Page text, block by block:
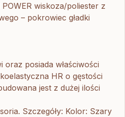
POWER wiskoza/poliester z
– pokrowiec gładki
posiada właściwości
HR o gęstości
jest z dużej ilości
Szczegóły: Kolor: Szary